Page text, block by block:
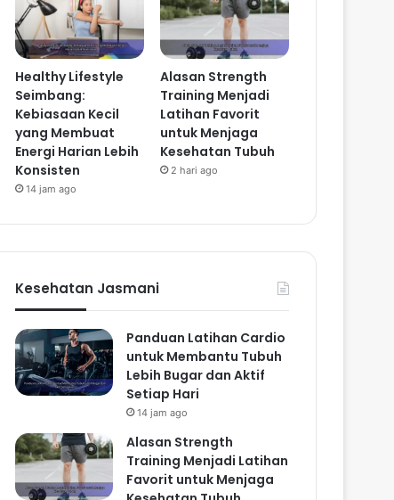
Healthy Lifestyle
Seimbang:
Kebiasaan Kecil
yang Membuat
Energi Harian Lebih
Konsisten
14 jam ago
Alasan Strength
Training Menjadi
Latihan Favorit
untuk Menjaga
Kesehatan Tubuh
2 hari ago
Kesehatan Jasmani
Panduan Latihan Cardio
untuk Membantu Tubuh
Lebih Bugar dan Aktif
Setiap Hari
14 jam ago
Alasan Strength
Training Menjadi Latihan
Favorit untuk Menjaga